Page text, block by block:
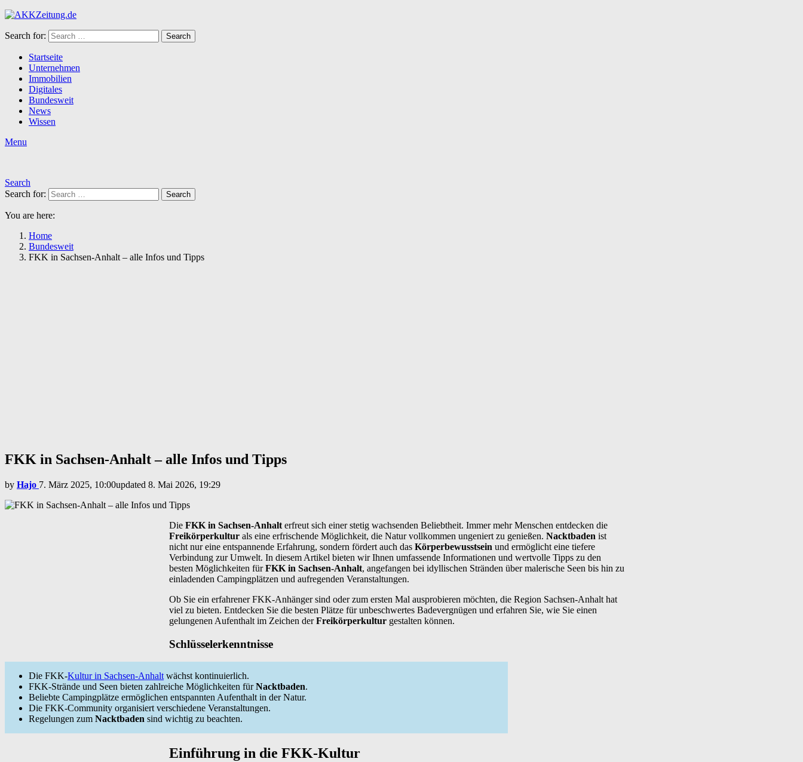
Search for: Search
Startseite
Unternehmen
Immobilien
Digitales
Bundesweit
News
Wissen
Menu
Search
Search for:
Search
You are here:
Home
Bundesweit
FKK in Sachsen-Anhalt – alle Infos und Tipps
FKK in Sachsen-Anhalt – alle Infos und Tipps
by Hajo 7. März 2025, 10:00updated 8. Mai 2026, 19:29
Die FKK in Sachsen-Anhalt erfreut sich einer stetig wachsenden Beliebtheit. Immer mehr Menschen entdecken die
Freikörperkultur als eine erfrischende Möglichkeit, die Natur vollkommen ungeniert zu genießen. Nacktbaden ist
nicht nur eine entspannende Erfahrung, sondern fördert auch das Körperbewusstsein und ermöglicht eine tiefere
Verbindung zur Umwelt. In diesem Artikel bieten wir Ihnen umfassende Informationen und wertvolle Tipps zu den
besten Möglichkeiten fürFKK in Sachsen-Anhalt, angefangen bei idyllischen Stränden über malerische Seen bis hin zu
einladenden Campingplätzen und aufregenden Veranstaltungen.
Ob Sie ein erfahrener FKK-Anhänger sind oder zum ersten Mal ausprobieren möchten, die Region Sachsen-Anhalt hat
viel zu bieten. Entdecken Sie die besten Plätze für unbeschwertes Badevergnügen und erfahren Sie, wie Sie einen
gelungenen Aufenthalt im Zeichen derFreikörperkultur gestalten können.
Schlüsselerkenntnisse
Die FKK-Kultur in Sachsen-Anhalt wächst kontinuierlich.
FKK-Strände und Seen bieten zahlreiche Möglichkeiten fürNacktbaden.
Beliebte Campingplätze ermöglichen entspannten Aufenthalt in der Natur.
Die FKK-Community organisiert verschiedene Veranstaltungen.
Regelungen zum Nacktbaden sind wichtig zu beachten.
Einführung in die FKK-Kultur